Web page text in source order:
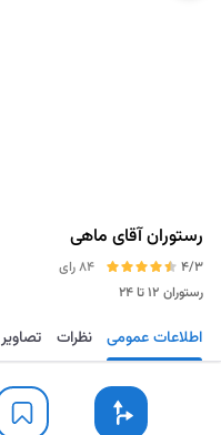
رستوران آقای ماهی
4/3
84 رای
رستوران ۱۲ تا ۲۴
مسیریابی ذخیره اطلاعات عمومی نظرات تصاویر